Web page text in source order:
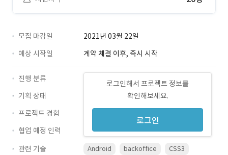
모집 마감일
2021년 03월 22일
예상 시작일
계약 체결 이후, 즉시 시작
로그인해서 프로젝트 정보를
확인해보세요.
로그인
진행 분류
기획 상태
프로젝트 경험
협업 예정 인력
관련 기술
Android backoffice
CSS3